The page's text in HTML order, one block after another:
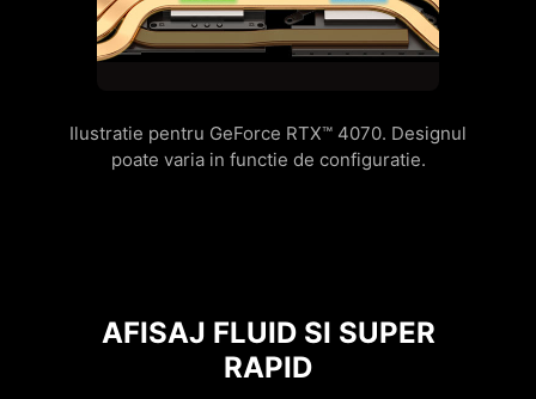
Ilustratie pentru GeForce RTX™ 4070. Designul
poate varia in functie de configuratie.
Laptopurile noastre de gaming sunt
adaptate si optimizate special pentru